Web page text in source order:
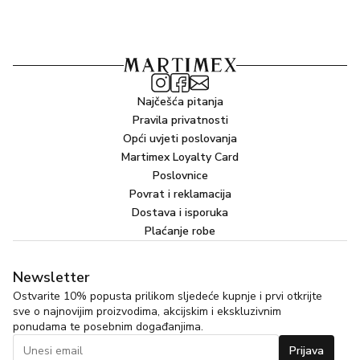
pačuli postaje življi, s većim sjajem. Manje je više, svjetlo je
gusto. Suprotnosti se privlače i Patchoulight je poput
mirisnog oksimorona, spoja kontrasta za neočekivani
Najčešća pitanja
Pravila privatnosti
Opći uvjeti poslovanja
Martimex Loyalty Card
Poslovnice
Povrat i reklamacija
Dostava i isporuka
Plaćanje robe
Newsletter
Ostvarite 10% popusta prilikom sljedeće kupnje i prvi otkrijte
sve o najnovijim proizvodima, akcijskim i ekskluzivnim
ponudama te posebnim događanjima.
Prijava